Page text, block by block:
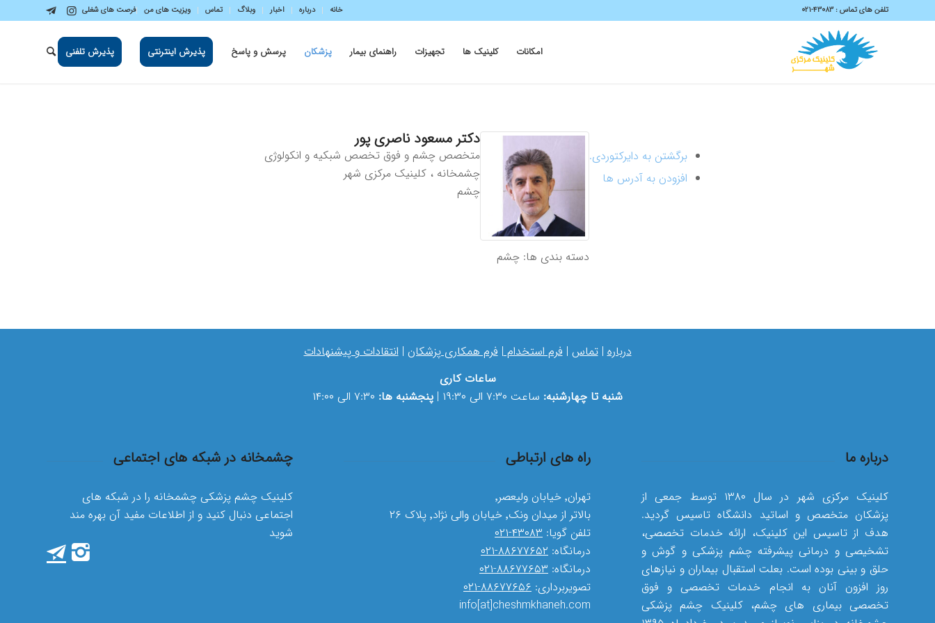
خانه درباره اخبار وبلاگ تماس ویزیت های من فرصت های شغلی تلفن های تماس : 43083-۰۲۱
امکانات کلینیک ها تجهیزات راهنمای بیمار پزشکان پرسش و پاسخ پذیرش اینترنتی پذیرش تلفنی
برگشتن به دایرکتوردی.
افزودن به آدرس ها
دکتر مسعود ناصری پور
متخصص چشم و فوق تخصص شبکیه و انکولوژی
چشمخانه ، کلینیک مرکزی شهر
چشم
دسته بندی ها:چشم
درباره|تماس |فرم استخدام|فرم همکاری پزشکان |انتقادات و پیشنهادات
ساعات کاری
شنبه تا چهارشنبه: ساعت ۷:۳۰ الی ۱۹:۳۰ | پنجشنبه ها:
درباره ما
کلینیک مرکزی شهر در سال ۱۳۸۰ توسط جمعی از
پزشکان متخصص و اساتید دانشگاه تاسیس گردید.
هدف از تاسیس این کلینیک، ارائه خدمات تخصصی،
تشخیصی و درمانی پیشرفته چشم پزشکی و گوش و
حلق و بینی بوده است. بعلت استقبال بیماران و نیازهای
روز افزون آنان به انجام خدمات تخصصی و فوق
تخصصی بیماری های چشم، کلینیک چشم پزشکی
راه های ارتباطی
تهران٬ خیابان ولیعصر٬
بالاتر از میدان ونک٬ خیابان والی نژاد٬ پلاک ۲۶
تلفن گویا: ۴۳۰۸۳-۰۲۱
درمانگاه: ۸۸۶۷۷۶۵۲-۰۲۱
درمانگاه: ۸۸۶۷۷۶۵۳-۰۲۱
تصویربرداری: ۸۸۶۷۷۶۵۶-۰۲۱
info[at]cheshmkhaneh.com
چشمخانه در شبکه های اجتماعی
کلینیک چشم پزشکی چشمخانه را در شبکه های
اجتماعی دنبال کنید و از اطلاعات مفید آن بهره مند
شوید